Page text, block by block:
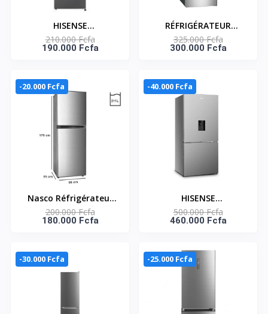
HISENSE
RÉFRIGÉRATEUR
COMBINÉ 262 LITRES –
210.000 Fcfa
190.000 Fcfa
RÉFRIGÉRATEUR
COMBINÉ 317 LITRES
NET – HNASFN2-40
325.000 Fcfa
300.000 Fcfa
-20.000 Fcfa
Nasco Réfrigérateur
Combiné Avec Clé -
KNASD2-400 - 211
200.000 Fcfa
180.000 Fcfa
-40.000 Fcfa
HISENSE
RÉFRIGÉRATEUR
COMBINE 518 LITRES –
RD-60WC4SB
500.000 Fcfa
460.000 Fcfa
-30.000 Fcfa -25.000 Fcfa